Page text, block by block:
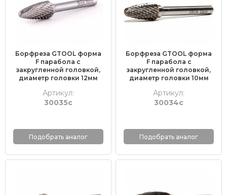
Борфреза GTOOL форма
F парабола с
закругленной головкой,
диаметр головки 12мм
Артикул:
30035с
Подобрать аналог
Борфреза GTOOL форма
F парабола с
закругленной головкой,
диаметр головки 10мм
Артикул:
30034с
Подобрать аналог